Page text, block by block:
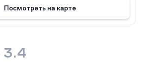
Посмотреть на карте
3.4